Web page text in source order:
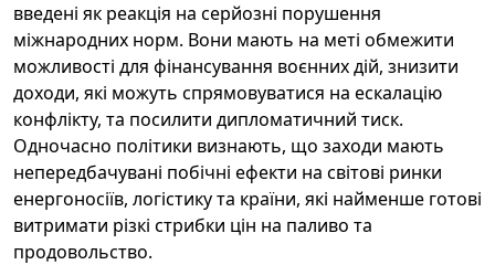
введені як реакція на серйозні порушення
міжнародних норм. Вони мають на меті обмежити
можливості для фінансування воєнних дій, знизити
доходи, які можуть спрямовуватися на ескалацію
конфлікту, та посилити дипломатичний тиск.
Одночасно політики визнають, що заходи мають
непередбачувані побічні ефекти на світові ринки
енергоносіїв, логістику та країни, які найменше готові
витримати різкі стрибки цін на паливо та
продовольство.